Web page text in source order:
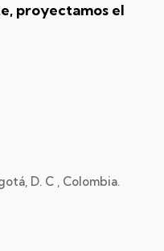
proyectamos el
D. C , Colombia.